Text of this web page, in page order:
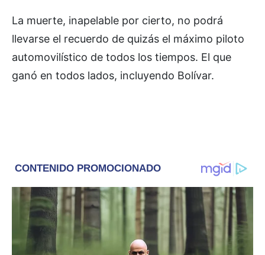
La muerte, inapelable por cierto, no podrá
llevarse el recuerdo de quizás el máximo piloto
automovilístico de todos los tiempos. El que
ganó en todos lados, incluyendo Bolívar.